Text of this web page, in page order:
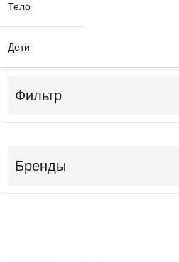
Тело
Дети
Фильтр
Бренды